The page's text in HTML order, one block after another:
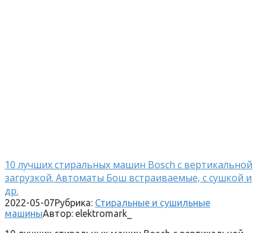
10 лучших стиральных машин Bosch с вертикальной
загрузкой. Автоматы Бош встраиваемые, с сушкой и
др.
2022-05-07Рубрика: Стиральные и сушильные
машиныАвтор: elektromark_